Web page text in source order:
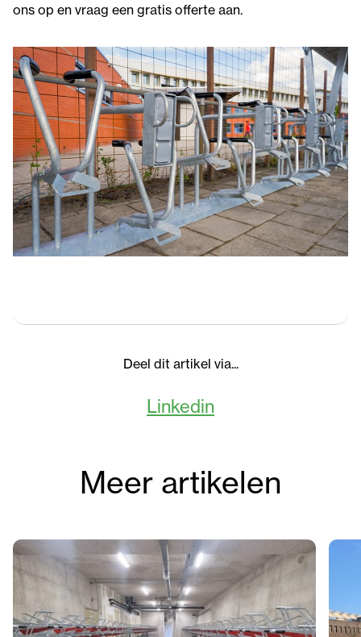
ons op en vraag een gratis offerte aan.
Deel dit artikel via...
Linkedin
Meer artikelen